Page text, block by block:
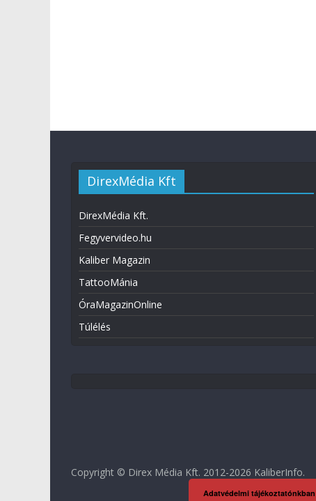
DirexMédia Kft
DirexMédia Kft.
Fegyvervideo.hu
Kaliber Magazin
TattooMánia
ÓraMagazinOnline
Túlélés
Copyright © Direx Média Kft. 2012-2026 KaliberInfo.
Adatvédelmi